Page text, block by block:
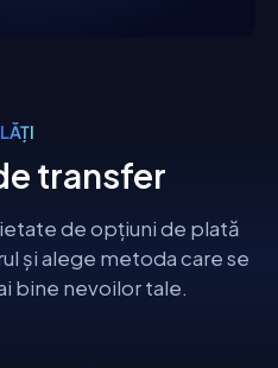
transfer
de opțiuni de plată
și alege metoda care se
bine nevoilor tale.